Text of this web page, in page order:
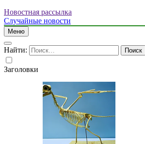
Новостная рассылка
Случайные новости
Меню
Найти:
Заголовки